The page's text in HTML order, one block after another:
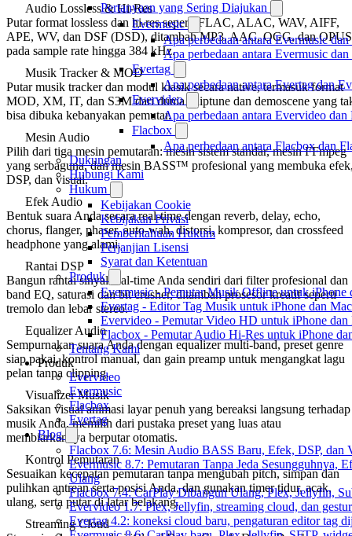
Pertanyaan yang Sering Diajukan
Evermusic
Apa perbedaan antara Evermusic
Apa perbedaan antara Evermusic
Evertag
Apa perbedaan antara Evertag dan
Evervideo
Apa perbedaan antara Evervideo
Flacbox
Apa perbedaan antara Flacbox dan
Dukungan
Hubungi Kami
Hukum
Kebijakan Cookie
Kebijakan Privasi
Pemberitahuan Hukum
Perjanjian Lisensi
Syarat dan Ketentuan
Produk
Evermusic - Pemutar Musik Offline untuk iPhone
Evertag - Editor Tag Musik untuk iPhone dan Mac
Evervideo - Pemutar Video HD untuk iPhone dan
Flacbox - Pemutar Audio Hi-Res untuk iPhone
Tentang Kami
Produk
Evervideo
Evermusic
Flacbox
Evertag
Blog
Flacbox 7.6: Mesin Audio BASS Baru, Efek, DSP, dan
Evermusic 8.7: Pemutaran Tanpa Jeda
Ulang
Flacbox 7.4: CarPlay Dibangun Ulang, Plex, Jellyfin,
Evervideo 1.7: Plex, Jellyfin, streaming cloud, dan
Evertag 4.2: koneksi cloud baru, pengaturan editor tag
Audio Lossless & Hi-Res
Putar format lossless dan hi-res seperti FLAC, ALAC, WAV, AIFF,
APE, WV, dan DSF (DSD), ditambah MP3, AAC, OGG, dan
pada sample rate hingga 384 kHz.
Musik Tracker & MOD
Putar musik tracker dan modul klasik secara native, termasuk format
MOD, XM, IT, dan S3M dari dunia chiptune dan demoscene yang
bisa dibuka kebanyakan pemutar.
Mesin Audio
Pilih dari tiga mesin pemutaran: mesin sistem standar, mesin FFmpeg
yang serbaguna, dan mesin BASS™ profesional yang membuka
DSP, dan visual.
Efek Audio
Bentuk suara Anda secara real-time dengan reverb, delay, echo,
chorus, flanger, phaser, auto-wah, distorsi, kompresor, dan crossfeed
headphone yang alami.
Rantai DSP
Bangun rantai sinyal real-time Anda sendiri dari filter profesional dan
band EQ, saturasi dan bit crusher, ditambah prosesor kreatif seperti
tremolo dan lebar stereo.
Equalizer Audio
Sempurnakan suara Anda dengan equalizer multi-band, preset genre
siap pakai, kontrol manual, dan gain preamp untuk mengangkat lagu
pelan tanpa clipping.
Visualizer Musik
Saksikan visual animasi layar penuh yang bereaksi langsung terhadap
musik Anda, memilih dari pustaka preset yang luas atau
membiarkannya berputar otomatis.
Kontrol Pemutaran
Sesuaikan kecepatan pemutaran tanpa mengubah pitch, simpan dan
pulihkan antrean serta posisi Anda, dan gunakan timer tidur, acak,
ulang, serta putar di latar belakang.
Streaming Cloud